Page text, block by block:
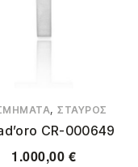
, ΣΤΑΥΡΌΣ
CR-000649
1.000,00 €